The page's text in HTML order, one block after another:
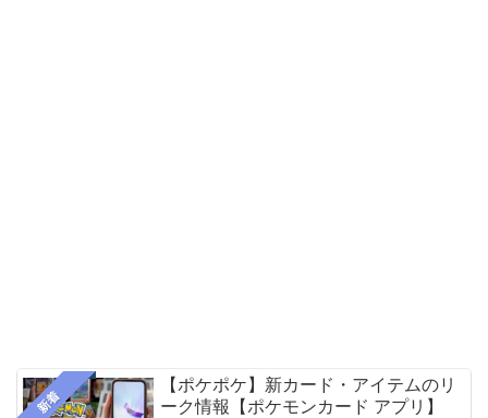
新着
【ポケポケ】新カード・アイテムのリ
ーク情報【ポケモンカード アプリ】